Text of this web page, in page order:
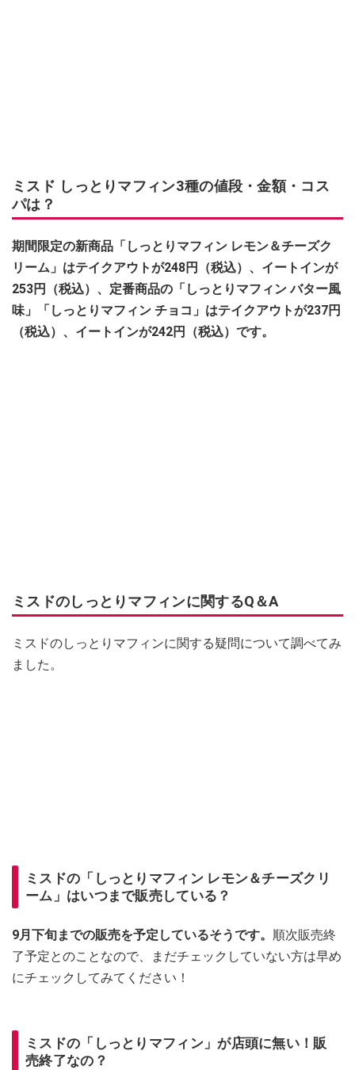
ミスド しっとりマフィン3種の値段・金額・コス
パは？
期間限定の新商品「しっとりマフィン レモン＆チーズク
リーム」はテイクアウトが248円（税込）、イートインが
253円（税込）、定番商品の「しっとりマフィン バター風
味」「しっとりマフィン チョコ」はテイクアウトが237円
（税込）、イートインが242円（税込）です。
ミスドのしっとりマフィンに関するQ＆A
ミスドのしっとりマフィンに関する疑問について調べてみ
ました。
ミスドの「しっとりマフィン レモン＆チーズクリ
ーム」はいつまで販売している？
9月下旬までの販売を予定しているそうです。 順次販売終
了予定とのことなので、まだチェックしていない方は早め
にチェックしてみてください！
ミスドの「しっとりマフィン」が店頭に無い！販
売終了なの？